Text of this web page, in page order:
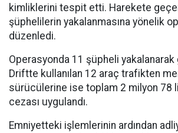
kimliklerini tespit etti. Harekete
şüphelilerin yakalanmasına yönelik
düzenledi.
Operasyonda 11 şüpheli yakalanarak
Driftte kullanılan 12 araç trafikten
sürücülerine ise toplam 2 milyon 78
cezası uygulandı.
Emniyetteki işlemlerinin ardından